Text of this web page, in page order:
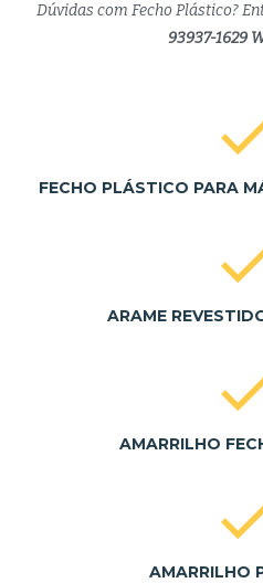
Dúvidas com Fecho Plástico?
93937-1629
FECHO PLÁSTICO PARA
ARAME
AMARRILHO
AMARRILHO